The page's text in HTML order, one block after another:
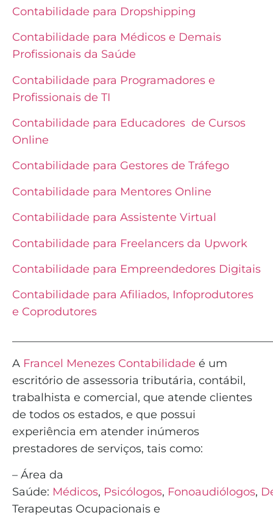
Contabilidade para Dropshipping
Contabilidade para Médicos e Demais
Profissionais da Saúde
Contabilidade para Programadores e
Profissionais de TI
Contabilidade para Educadores de Cursos
Online
Contabilidade para Gestores de Tráfego
Contabilidade para Mentores Online
Contabilidade para Assistente Virtual
Contabilidade para Freelancers da Upwork
Contabilidade para Empreendedores Digitais
Contabilidade para Afiliados, Infoprodutores
e Coprodutores
A Francel Menezes Contabilidade é um
escritório de assessoria tributária, contábil,
trabalhista e comercial, que atende clientes
de todos os estados, e que possui
experiência em atender inúmeros
prestadores de serviços, tais como:
– Área da
Saúde: Médicos, Psicólogos, Fonoaudiólogos,
Terapeutas Ocupacionais e